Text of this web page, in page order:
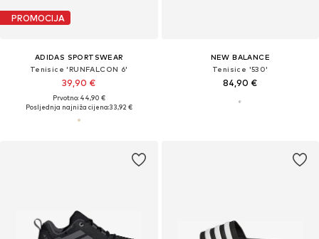
PROMOCIJA
ADIDAS SPORTSWEAR
Tenisice 'RUNFALCON 6'
39,90 €
Prvotno: 44,90 €
Posljednja najniža cijena:33,92 €
NEW BALANCE
Tenisice '530'
84,90 €